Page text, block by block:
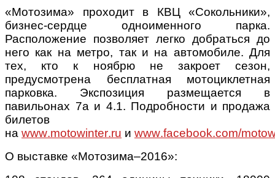
«Мотозима» проходит в КВЦ «Сокольники»,
бизнес-сердце одноименного парка.
Расположение позволяет легко добраться до
него как на метро, так и на автомобиле. Для
тех, кто к ноябрю не закроет сезон,
предусмотрена бесплатная мотоциклетная
парковка. Экспозиция размещается в
павильонах 7а и 4.1. Подробности и продажа
билетов
на www.motowinter.ru и www.facebook.com/
О выставке «Мотозима–2016»: